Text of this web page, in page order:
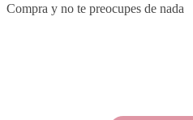
Compra y no te preocupes de nada